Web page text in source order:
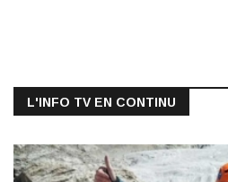
L'INFO TV EN CONTINU